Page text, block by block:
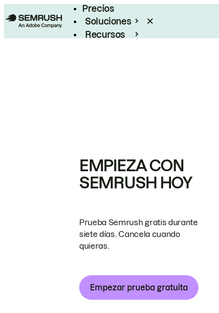
Precios
Soluciones
Recursos
EMPIEZA CON
SEMRUSH HOY
Prueba Semrush gratis durante
siete días. Cancela cuando
quieras.
Empezar prueba gratuita